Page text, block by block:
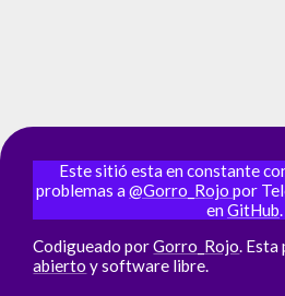
Este sitió esta en constante
problemas a@Gorro_Rojo por
enGitHub.
Codigueado porGorro_Rojo. Esta
abierto y software libre.